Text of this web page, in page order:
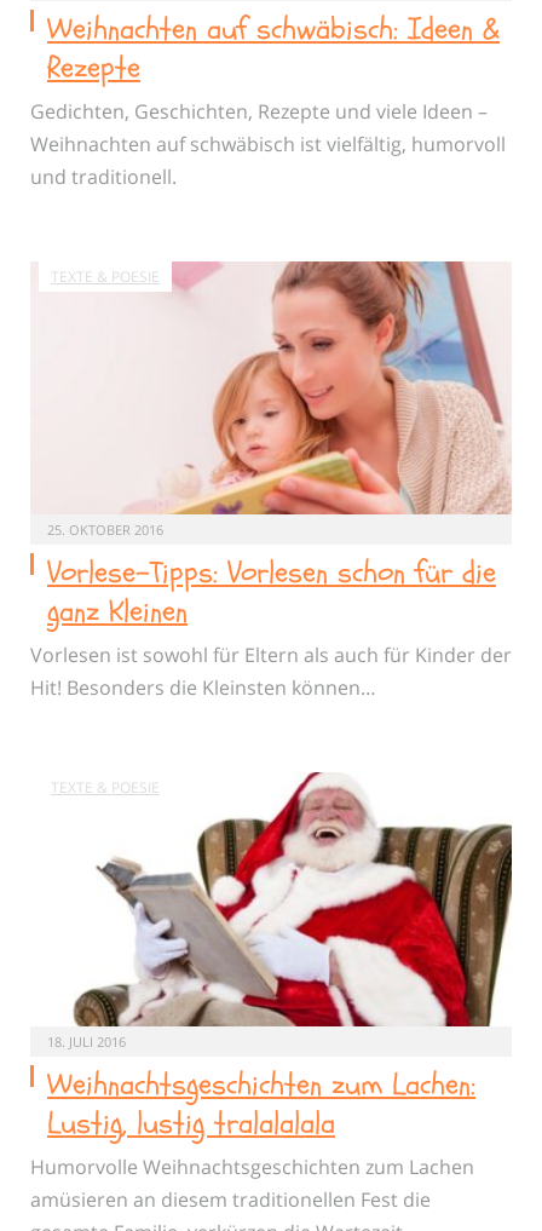
Weihnachten auf schwäbisch: Ideen &
Rezepte
Gedichten, Geschichten, Rezepte und viele Ideen –
Weihnachten auf schwäbisch ist vielfältig, humorvoll
und traditionell.
TEXTE & POESIE
25. OKTOBER 2016
Vorlese-Tipps: Vorlesen schon für die
ganz Kleinen
Vorlesen ist sowohl für Eltern als auch für Kinder der
Hit! Besonders die Kleinsten können…
TEXTE & POESIE
18. JULI 2016
Weihnachtsgeschichten zum Lachen:
Lustig, lustig tralalalala
Humorvolle Weihnachtsgeschichten zum Lachen
amüsieren an diesem traditionellen Fest die